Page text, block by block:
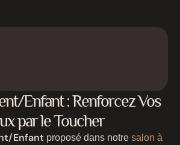
Enfant : Renforcez Vos
par le Toucher
Enfant proposé dans notre salon à